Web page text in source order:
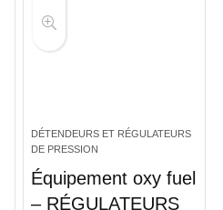
DÉTENDEURS ET RÉGULATEURS
DE PRESSION
Équipement oxy fuel
– RÉGULATEURS